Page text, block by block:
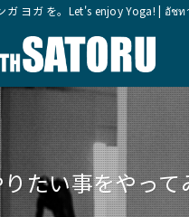
ガ ヨガ を。Let's enjoy Yoga! | อั
たい事をやっ